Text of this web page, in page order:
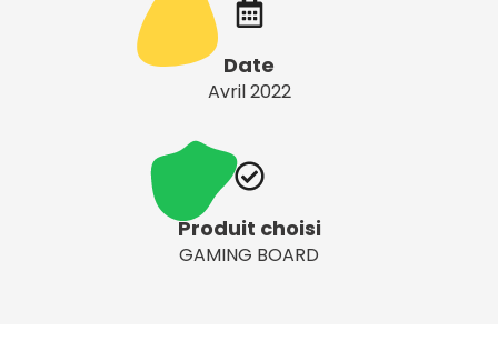
Date
Avril 2022
Produit choisi
GAMING BOARD